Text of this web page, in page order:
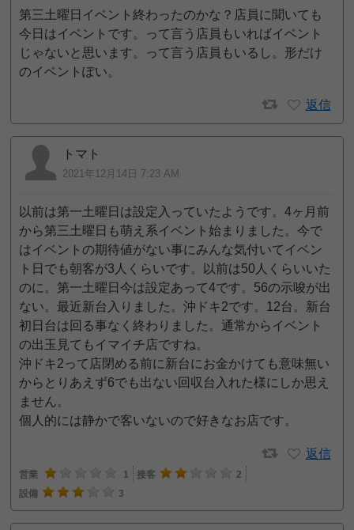
第三土曜日イベント終わったのかな？店員に聞いても
今日はイベントです。って言う店員もいればイベント
じゃないと思います。って言う店員もいるし。形だけ
のイベントぽい。
返信
トマト
2021年12月14日 7:23 AM
以前は第一土曜日は設定入っていたようです。4ヶ月前
から第三土曜日も萌え系イベント始まりました。今で
はイベントの期待値がない事にみんな気付いてイベン
ト日でも朝客が3人くらいです。以前は50人くらいいた
のに。第一土曜日今は設定あって4です。56の示唆が出
ない。最近新台入りました。沖ドキ2です。12台。新台
初日台は回る事なく終わりました。通常からイベント
の出玉見てもイマイチ店ですね。
沖ドキ2って店閉める前に新台にお金かけても意味無い
からとりあえず6でも出ない回収台入れた様にしか思え
ません。
個人的には静かで客いないので好きなお店です。
返信
営業 1 接客
2
設備
3